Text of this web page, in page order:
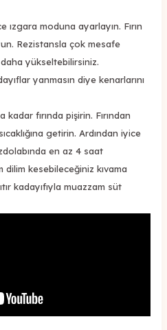
ızgara moduna ayarlayın. Fırın
Rezistansla çok mesafe
yükseltebilirsiniz.
yanmasın diye kenarlarını
fırında pişirin. Fırından
getirin. Ardından iyice
en az 4 saat
kesebileceğiniz kıvama
kadayıfıyla muazzam süt